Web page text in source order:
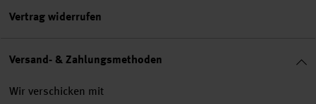
Vertrag widerrufen
Versand- & Zahlungsmethoden
Wir verschicken mit